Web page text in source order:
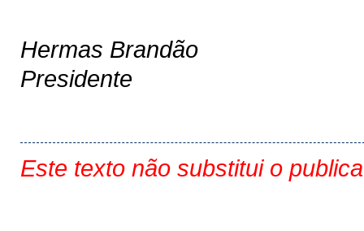
Hermas Brandão
Presidente
Este texto não substitui o